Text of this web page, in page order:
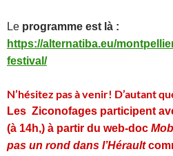
Le programme est là :
https://alternatiba.eu/
festival/
N’hésitez pas à venir! D’autant
Les Ziconofages participent
(à 14h,) à partir du web-doc
pas un rond dans l’Hérault